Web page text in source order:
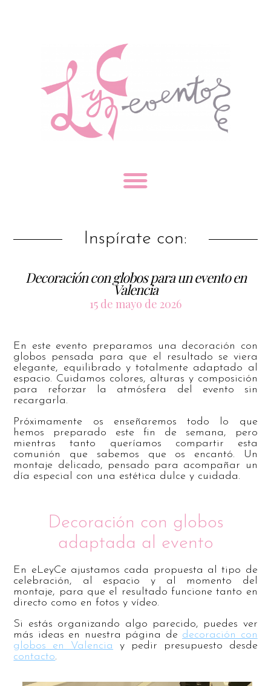
Inspírate con:
Decoración con globos para un evento en
Valencia
15 de mayo de 2026
En este evento preparamos una decoración con
globos pensada para que el resultado se viera
elegante, equilibrado y totalmente adaptado al
espacio. Cuidamos colores, alturas y composición
para reforzar la atmósfera del evento sin
recargarla.
Próximamente os enseñaremos todo lo que
hemos preparado este fin de semana, pero
mientras tanto queríamos compartir esta
comunión que sabemos que os encantó. Un
montaje delicado, pensado para acompañar un
día especial con una estética dulce y cuidada.
Decoración con globos
adaptada al evento
En eLeyCe ajustamos cada propuesta al tipo de
celebración, al espacio y al momento del
montaje, para que el resultado funcione tanto en
directo como en fotos y vídeo.
Si estás organizando algo parecido, puedes ver
más ideas en nuestra página de decoración con
globos en Valencia
y pedir presupuesto desde
contacto.